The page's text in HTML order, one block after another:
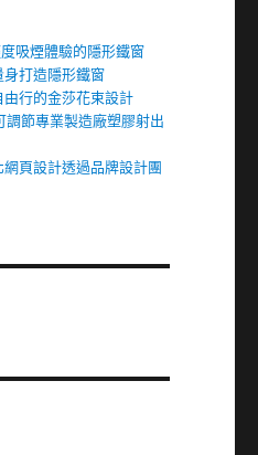
吸煙體驗的隱形鐵窗
打造隱形鐵窗
行的金莎花束設計
調節專業製造廠塑膠射出
頁設計透過品牌設計團